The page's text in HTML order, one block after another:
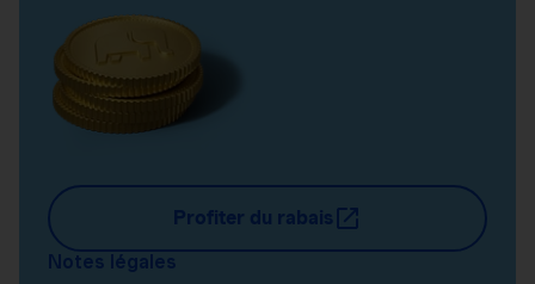
Profiter du rabais
Notes légales